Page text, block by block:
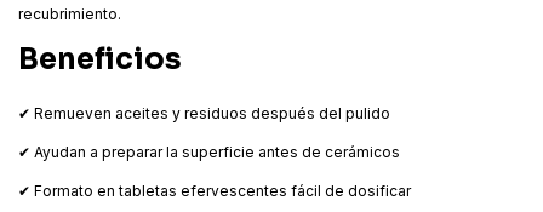
recubrimiento.
Beneficios
✔ Remueven aceites y residuos después del pulido
✔ Ayudan a preparar la superficie antes de cerámicos
✔ Formato en tabletas efervescentes fácil de dosificar